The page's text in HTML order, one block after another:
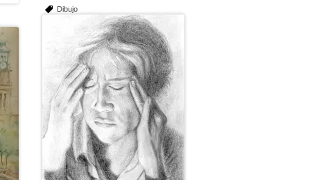
Dibujo